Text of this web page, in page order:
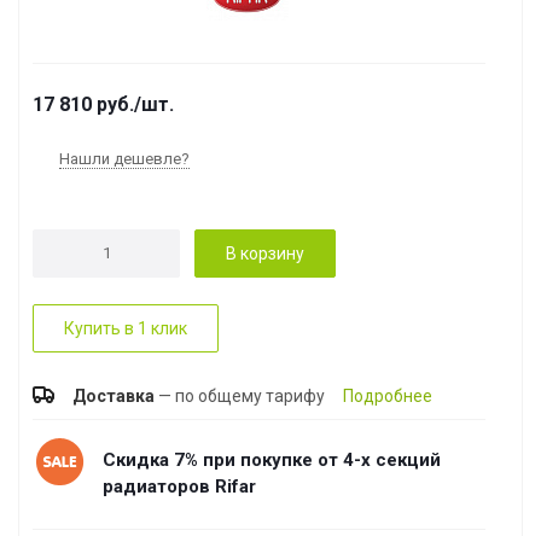
17 810 руб./шт.
Нашли дешевле?
В корзину
Купить в 1 клик
Доставка — по общему тарифу Подробнее
Скидка 7% при покупке от 4-х секций
радиаторов Rifar